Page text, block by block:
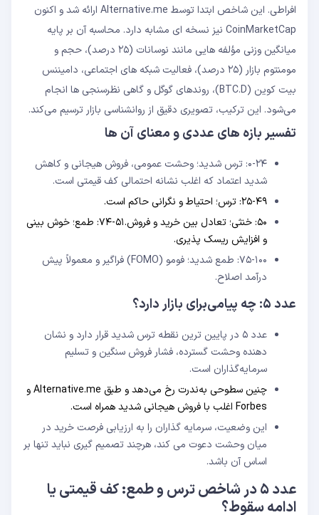
افراطی. این شاخص ابتدا توسط Alternative.me ارائه شد و اکنون
CoinMarketCap نیز نسخه‌ ای مشابه دارد. محاسبه آن بر پایه
میانگین وزنی مؤلفه ‌هایی مانند نوسانات (۲۵ درصد)، حجم و
مومنتوم بازار (۲۵ درصد)، فعالیت شبکه ‌های اجتماعی، دامیننس
بیت‌ کوین (BTC.D)، روندهای گوگل و گاهی نظرسنجی ‌ها انجام
می‌‌شود. این ترکیب، تصویری دقیق از روانشناسی بازار ترسیم می‌‌کند.
تفسیر بازه ‌های عددی و معنای آن ‌ها
۰-۲۴: ترس شدید؛ وحشت عمومی، فروش هیجانی و کاهش
شدید اعتماد که اغلب نشانه احتمالی کف قیمتی است.
۲۵-۴۹: ترس؛ احتیاط و نگرانی حاکم است.
۵۰: خنثی؛ تعادل بین خرید و فروش.۵۱-۷۴: طمع؛ خوش‌ بینی
و افزایش ریسک ‌پذیری.
۷۵-۱۰۰: طمع شدید؛ فومو (FOMO) فراگیر و معمولاً پیش‌
درآمد اصلاح.
عدد ۵: چه پیامی‌برای بازار دارد؟
عدد ۵ در پایین ‌ترین نقطه ترس شدید قرار دارد و نشان
‌دهنده وحشت گسترده، فشار فروش سنگین و تسلیم
سرمایه‌گذاران است.
چنین سطوحی به‌ندرت رخ می‌دهد و طبق Alternative.me و
Forbes اغلب با فروش هیجانی شدید همراه است.
این وضعیت، سرمایه ‌گذاران را به ارزیابی فرصت خرید در
میان وحشت دعوت می‌ کند، هرچند تصمیم‌ گیری نباید تنها بر
اساس آن باشد.
عدد ۵ در شاخص ترس و طمع: کف قیمتی یا
ادامه سقوط؟